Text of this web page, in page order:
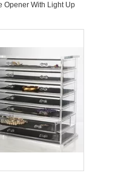
Opener With Light Up